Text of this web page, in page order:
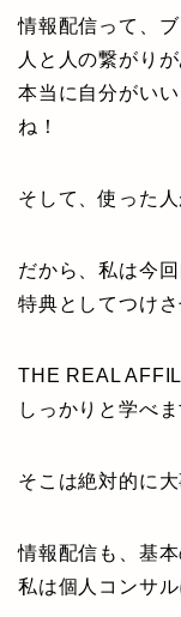
情報配信って、
人と人の繋がりが
本当に自分がい
ね！
そして、使った
だから、私は今
特典としてつけ
THE REAL
しっかりと学べま
そこは絶対的に大
情報配信も、基
私は個人コンサル